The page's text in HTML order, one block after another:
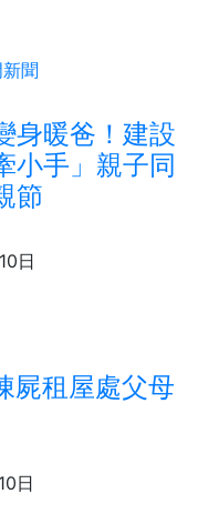
聞
身暖爸！建設
小手」親子同
節
日
屍租屋處父母
日